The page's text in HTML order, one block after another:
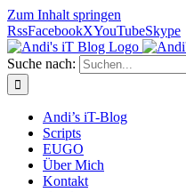
Zum Inhalt springen
RssFacebookXYouTubeSkype
Suche nach:
Andi’s iT-Blog
Scripts
EUGO
Über Mich
Kontakt